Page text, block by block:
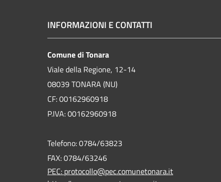
INFORMAZIONI E CONTATTI
Comune di Tonara
Viale della Regione, 12-14
08039 TONARA (NU)
CF: 00162960918
P.IVA: 00162960918
Telefono: 0784/63823
FAX: 0784/63246
PEC: protocollo@pec.comunetonara.it